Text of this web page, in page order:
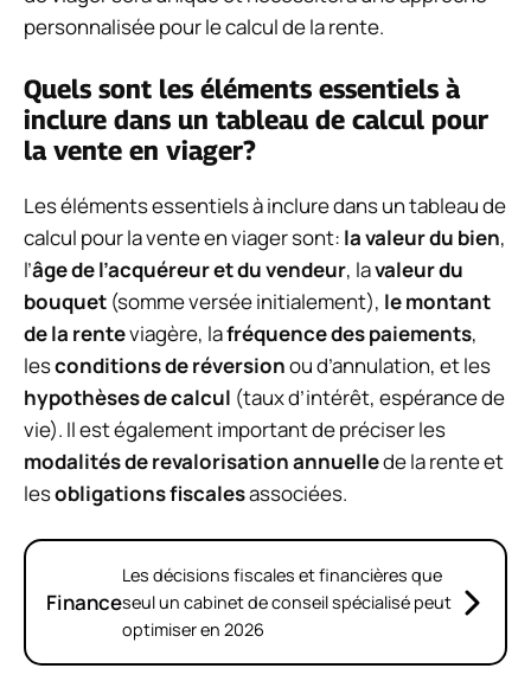
personnalisée pour le calcul de la rente.
Quels sont les éléments essentiels à
inclure dans un tableau de calcul pour
la vente en viager?
Les éléments essentiels à inclure dans un tableau de
calcul pour la vente en viager sont: la valeur du bien,
l’âge de l’acquéreur et du vendeur, lavaleur du
bouquet (somme versée initialement), le montant
de la renteviagère, lafréquence des paiements,
lesconditions de réversionou d’annulation, et les
hypothèses de calcul (taux d’intérêt, espérance de
vie). Il est également important de préciser les
modalités de revalorisation annuellede la rente et
lesobligations fiscalesassociées.
Finance
Les décisions fiscales et financières que
seul un cabinet de conseil spécialisé peut
optimiser en 2026